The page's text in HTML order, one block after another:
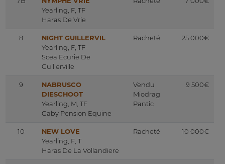
Yearling, F, TF
Haras De Vrie
8
NIGHT GUILLERVIL
Yearling, F, TF
Scea Ecurie De
Guillerville
Racheté 25 000€
9
NABRUSCO
DIESCHOOT
Yearling, M, TF
Gaby Pension Equine
Vendu
Miodrag
Pantic
9 500€
10
NEW LOVE
Yearling, F, T
Haras De La Vollandiere
Racheté 10 000€